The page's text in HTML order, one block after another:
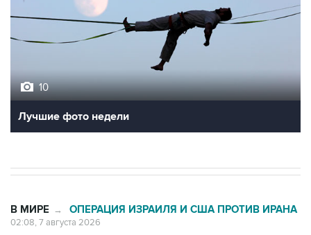
10
Лучшие фото недели
В МИРЕ → ОПЕРАЦИЯ ИЗРАИЛЯ И США ПРОТИВ ИРАНА
02:08, 7 августа 2026